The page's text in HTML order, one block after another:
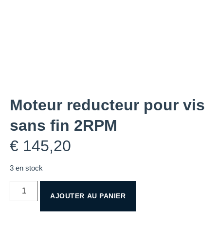
Moteur reducteur pour vis
sans fin 2RPM
€ 145,20
3 en stock
AJOUTER AU PANIER